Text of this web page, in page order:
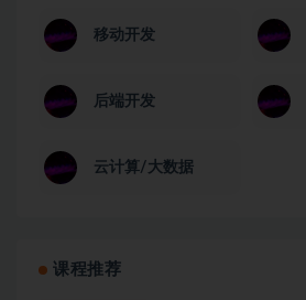
移动开发
后端开发
云计算/大数据
课程推荐